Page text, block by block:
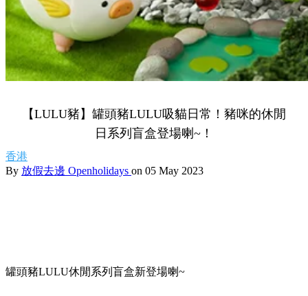
【LULU豬】罐頭豬LULU吸貓日常！豬咪的休閒
日系列盲盒登場喇~！
香港
By 放假去邊 Openholidays on 05 May 2023
罐頭豬LULU休閒系列盲盒新登場喇~